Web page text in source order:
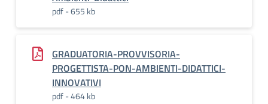
pdf - 655 kb
GRADUATORIA-PROVVISORIA-
PROGETTISTA-PON-AMBIENTI-DIDATTICI-
INNOVATIVI
pdf - 464 kb